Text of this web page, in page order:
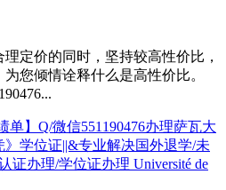
定价的同时，坚持较高性价比，
您倾情诠释什么是高性价比。